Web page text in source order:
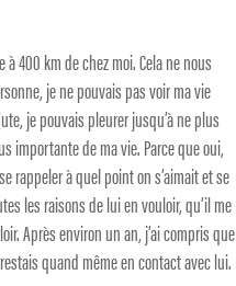
400 km de chez moi. Cela ne nous
je ne pouvais pas voir ma vie
je pouvais pleurer jusqu’à ne plus
importante de ma vie. Parce que oui,
rappeler à quel point on s’aimait et se
les raisons de lui en vouloir, qu’il me
Après environ un an, j’ai compris que
quand même en contact avec lui.